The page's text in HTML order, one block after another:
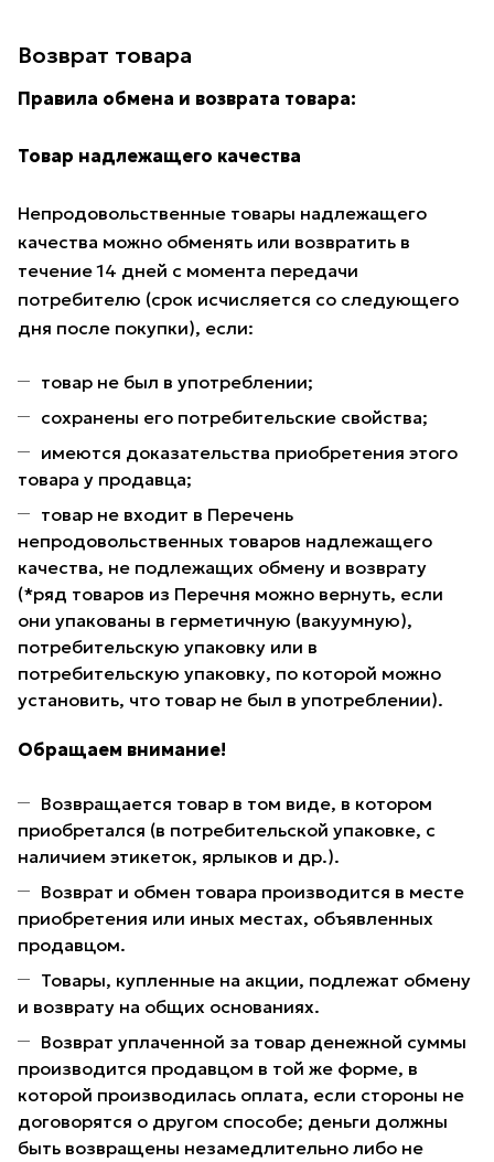
Возврат товара
Правила обмена и возврата товара:
Товар надлежащего качества
Непродовольственные товары надлежащего
качества можно обменять или возвратить в
течение 14 дней с момента передачи
потребителю (срок исчисляется со следующего
дня после покупки), если:
товар не был в употреблении;
сохранены его потребительские свойства;
имеются доказательства приобретения этого
товара у продавца;
товар не входит в Перечень
непродовольственных товаров надлежащего
качества, не подлежащих обмену и возврату
(*ряд товаров из Перечня можно вернуть, если
они упакованы в герметичную (вакуумную),
потребительскую упаковку или в
потребительскую упаковку, по которой можно
установить, что товар не был в употреблении).
Обращаем внимание!
Возвращается товар в том виде, в котором
приобретался (в потребительской упаковке, с
наличием этикеток, ярлыков и др.).
Возврат и обмен товара производится в месте
приобретения или иных местах, объявленных
продавцом.
Товары, купленные на акции, подлежат обмену
и возврату на общих основаниях.
Возврат уплаченной за товар денежной суммы
производится продавцом в той же форме, в
которой производилась оплата, если стороны не
договорятся о другом способе; деньги должны
быть возвращены незамедлительно либо не